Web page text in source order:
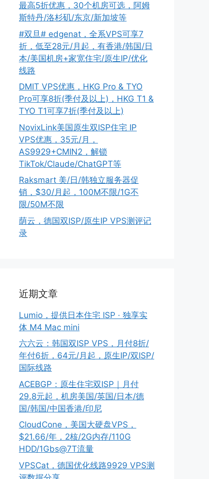
最高5折优惠，30个机房可选，阿姆
斯特丹/洛杉矶/东京/新加坡等
#双旦# edgenat，全系VPS可享7
折，低至28元/月起，有香港/韩国/日
本/美国机房+家宽住宅/原生IP/优化
线路
DMIT VPS优惠，HKG Pro & TYO
Pro可享8折(季付及以上)，HKG T1 &
TYO T1可享7折(季付及以上)
NovixLink美国原生双ISP住宅 IP
VPS优惠，35元/月，
AS9929+CMIN2，解锁
TikTok/Claude/ChatGPT等
Raksmart 美/日/韩独立服务器促
销，$30/月起，100M不限/1G不
限/50M不限
荫云，德国双ISP/原生IP VPS测评记
录
近期文章
Lumio，提供日本住宅 ISP · 独享实
体 M4 Mac mini
六六云：韩国双ISP VPS，月付8折/
年付6折，64元/月起，原生IP/双ISP/
国际线路
ACEBGP：原生住宅双ISP｜月付
29.8元起，机房美国/英国/日本/德
国/韩国/中国香港/印尼
CloudCone，美国大硬盘VPS，
$21.66/年，2核/2G内存/110G
HDD/1Gbs@7T流量
VPSCat，德国优化线路9929 VPS测